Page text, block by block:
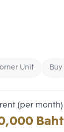
Unit Buy
(per month)
Baht